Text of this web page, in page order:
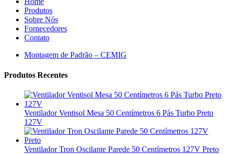
Produtos
Sobre Nós
Fornecedores
Contato
Montagem de Padrão – CEMIG
Produtos Recentes
Ventilador Ventisol Mesa 50 Centímetros 6 Pás Turbo Preto
127V
Ventilador Tron Oscilante Parede 50 Centímetros 127V Preto